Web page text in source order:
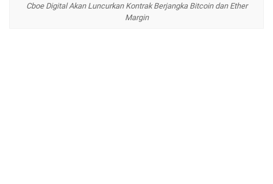
Cboe Digital Akan Luncurkan Kontrak Berjangka Bitcoin dan Ether
Margin